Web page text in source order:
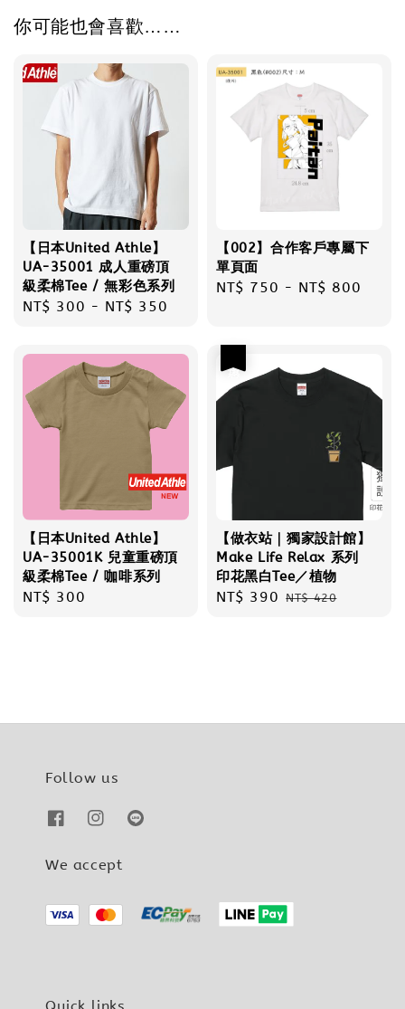
你可能也會喜歡……
【日本United Athle】
UA-35001 成人重磅頂
級柔棉Tee / 無彩色系列
Regular
NT$ 300 - NT$ 350
【002】合作客戶專屬下
單頁面
Regular
NT$ 750 - NT$ 800
【日本United Athle】
UA-35001K 兒童重磅頂
級柔棉Tee / 咖啡系列
Regular
NT$ 300
【做衣站｜獨家設計館】
Make Life Relax 系列
印花黑白Tee／植物
Sale
NT$ 390 Regular
NT$ 420
Follow us
We accept